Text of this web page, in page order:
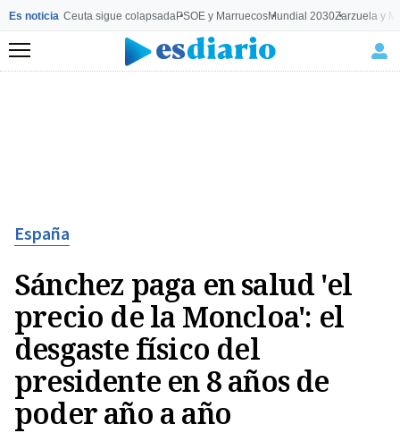
Es noticia Ceuta sigue colapsadaPSOE y MarruecosMundial 2030Zarzuela y
Menú
España
Sánchez paga en salud 'el
precio de la Moncloa': el
desgaste físico del
presidente en 8 años de
poder año a año